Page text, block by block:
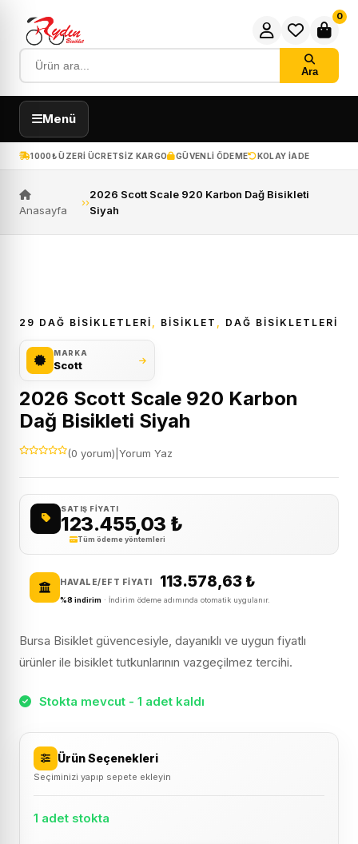
Ara
0
Menü
1000₺ ÜZERI ÜCRETSIZ KARGO GÜVENLI ÖDEME KOLAY IADE
Anasayfa
››
2026 Scott Scale 920 Karbon Dağ Bisikleti
Siyah
29 DAĞ BISIKLETLERI BİSİKLET DAĞ BISIKLETLERI
MARKA
Scott
2026 Scott Scale 920 Karbon
Dağ Bisikleti Siyah
(0 yorum) Yorum Yaz
SATIŞ FIYATI
123.455,03 ₺
Tüm ödeme yöntemleri
HAVALE/EFT FIYATI 113.578,63 ₺
%8 indirim · İndirim ödeme adımında otomatik uygulanır.
Bursa Bisiklet güvencesiyle, dayanıklı ve uygun fiyatlı
ürünler ile bisiklet tutkunlarının vazgeçilmez tercihi.
Stokta mevcut - 1 adet kaldı
Ürün Seçenekleri
Seçiminizi yapıp sepete ekleyin
1 adet stokta